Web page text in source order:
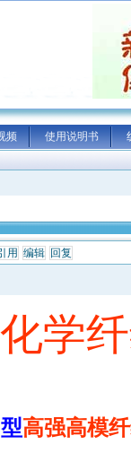
频 使用说明书
用 编辑 回复
学
型高强高模